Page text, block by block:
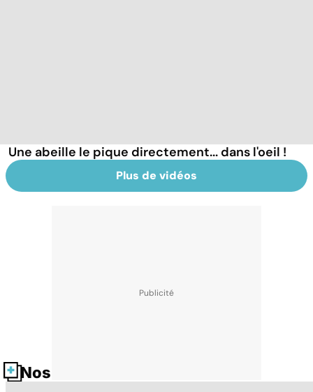
Une abeille le pique directement... dans l'oeil !
Plus de vidéos
Nos fiches santé